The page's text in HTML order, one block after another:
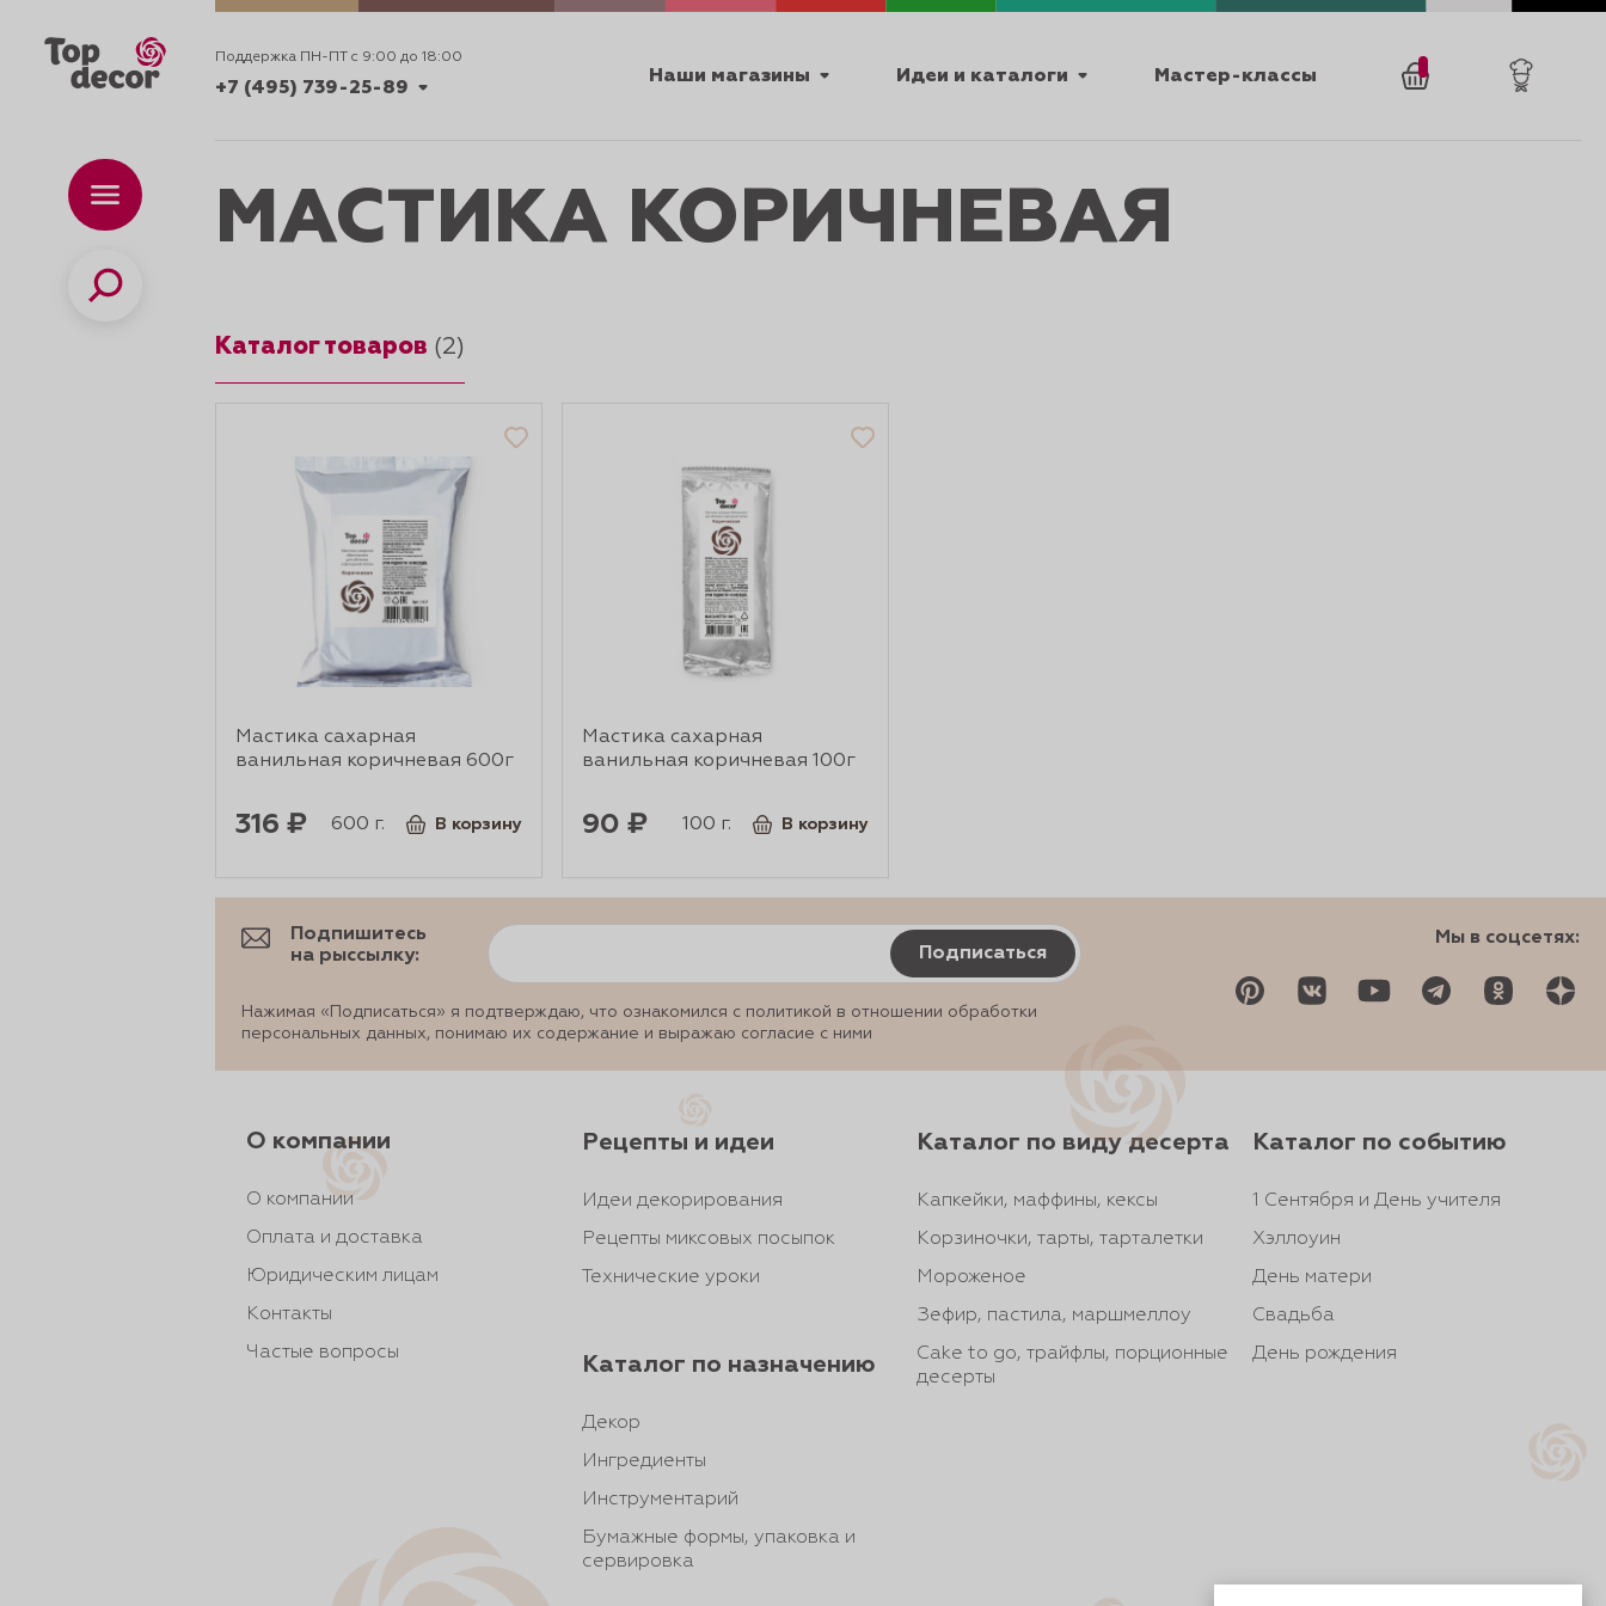
Поддержка ПН-ПТ с 9:00 до 18:00
+7 (495) 739-25-89
+7 (495) 739-62-70
+7 (495) 739-25-89
Время работы
ПН-ПТ с 9:00 до 18:00
Наши магазины Идеи и каталоги
ИДЕИ
Мастер-классы
Каталог
Поиск
МАСТИКА КОРИЧНЕВАЯ
Каталог товаров (2)
Мастика сахарная
ванильная коричневая 600г
316 ₽ 600 г. В корзину
Мастика сахарная
ванильная коричневая 100г
90 ₽ 100 г. В корзину
Подпишитесь
на рыссылку:
Подписаться
Нажимая «Подписаться» я подтверждаю, что ознакомился с политикой в отношении обработки
персональных данных, понимаю их содержание и выражаю согласие с ними
Мы в соцсетях:
О компании
О компании
Оплата и доставка
Юридическим лицам
Контакты
Частые вопросы
Рецепты и идеи
Идеи декорирования
Рецепты миксовых посыпок
Технические уроки
Каталог по назначению
Декор
Ингредиенты
Инструментарий
Бумажные формы, упаковка и
сервировка
Каталог по виду десерта
Капкейки, маффины, кексы
Корзиночки, тарты, тарталетки
Мороженое
Зефир, пастила, маршмеллоу
Cake to go, трайфлы, порционные
десерты
Каталог по событию
1 Сентября и День учителя
Хэллоуин
День матери
Свадьба
День рождения